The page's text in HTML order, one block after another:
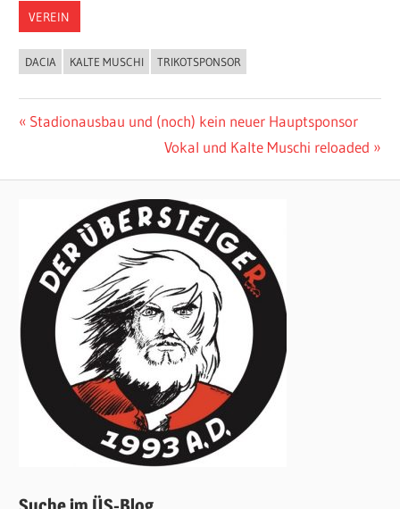
VEREIN
DACIA KALTE MUSCHI TRIKOTSPONSOR
Beitragsnavigation
Vorheriger
Stadionausbau und (noch) kein neuer Hauptsponsor
Nächster
Vokal und Kalte Muschi reloaded